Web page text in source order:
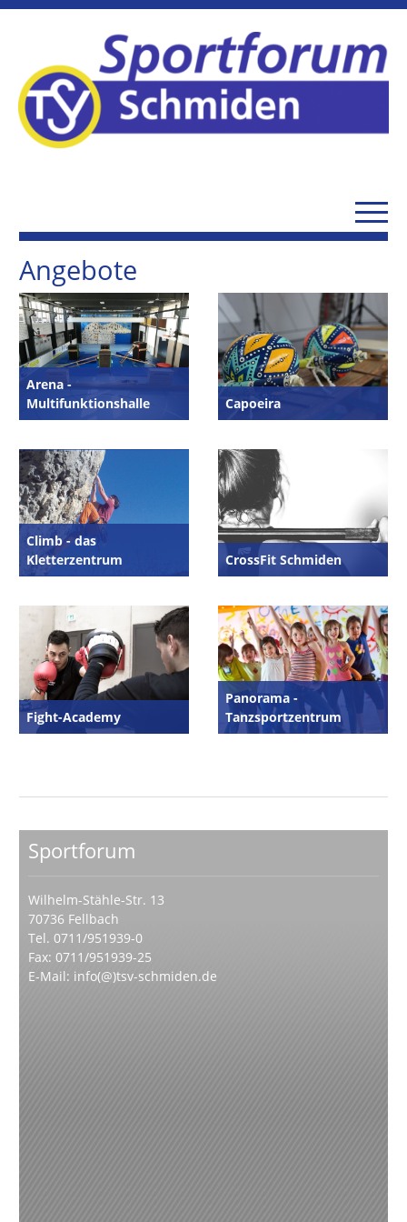
Angebote
Arena -
Multifunktionshalle
Capoeira
Climb - das
Kletterzentrum
CrossFit Schmiden
Fight-Academy
Panorama -
Tanzsportzentrum
Sportforum
Wilhelm-Stähle-Str. 13
70736 Fellbach
Tel. 0711/951939-0
Fax: 0711/951939-25
E-Mail: info(@)tsv-schmiden.de